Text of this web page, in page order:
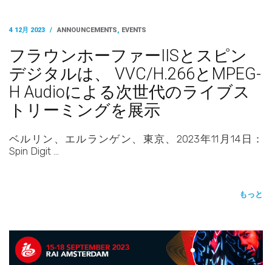
4 12月 2023 / ANNOUNCEMENTS, EVENTS
フラウンホーファーIISとスピン
デジタルは、 VVC/H.266とMPEG-
H Audioによる次世代のライブス
トリーミングを展示
ベルリン、エルランゲン、東京、2023年11月14日：
Spin Digit …
もっと